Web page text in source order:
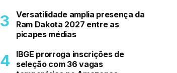
Versatilidade amplia presença da
Ram Dakota 2027 entre as
picapes médias
IBGE prorroga inscrições de
seleção com 36 vagas